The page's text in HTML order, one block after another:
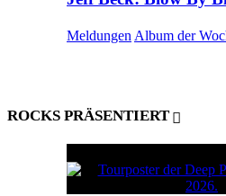
Meldungen Album der
ROCKS PRÄSENTIERT